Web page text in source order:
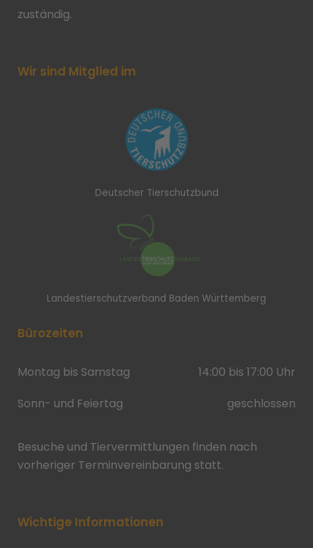
zuständig.
Wir sind Mitglied im
Deutscher Tierschutzbund
Landestierschutzverband Baden Württemberg
Bürozeiten
Montag bis Samstag
14:00 bis 17:00 Uhr
Sonn- und Feiertag
geschlossen
Besuche und Tiervermittlungen finden nach
vorheriger Terminvereinbarung statt.
Wichtige Informationen